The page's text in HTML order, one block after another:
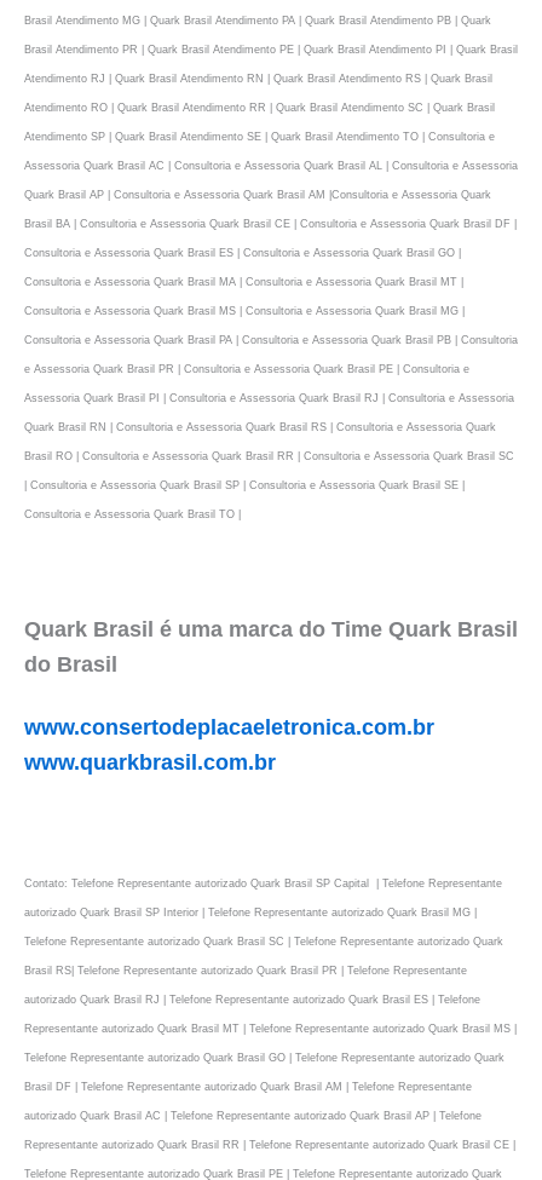
Brasil Atendimento MG | Quark Brasil Atendimento PA | Quark Brasil Atendimento PB | Quark
Brasil Atendimento PR | Quark Brasil Atendimento PE | Quark Brasil Atendimento PI | Quark Brasil
Atendimento RJ | Quark Brasil Atendimento RN | Quark Brasil Atendimento RS | Quark Brasil
Atendimento RO | Quark Brasil Atendimento RR | Quark Brasil Atendimento SC | Quark Brasil
Atendimento SP | Quark Brasil Atendimento SE | Quark Brasil Atendimento TO | Consultoria e
Assessoria Quark Brasil AC | Consultoria e Assessoria Quark Brasil AL | Consultoria e Assessoria
Quark Brasil AP | Consultoria e Assessoria Quark Brasil AM |Consultoria e Assessoria Quark
Brasil BA | Consultoria e Assessoria Quark Brasil CE | Consultoria e Assessoria Quark Brasil DF |
Consultoria e Assessoria Quark Brasil ES | Consultoria e Assessoria Quark Brasil GO |
Consultoria e Assessoria Quark Brasil MA | Consultoria e Assessoria Quark Brasil MT |
Consultoria e Assessoria Quark Brasil MS | Consultoria e Assessoria Quark Brasil MG |
Consultoria e Assessoria Quark Brasil PA | Consultoria e Assessoria Quark Brasil PB | Consultoria
e Assessoria Quark Brasil PR | Consultoria e Assessoria Quark Brasil PE | Consultoria e
Assessoria Quark Brasil PI | Consultoria e Assessoria Quark Brasil RJ | Consultoria e Assessoria
Quark Brasil RN | Consultoria e Assessoria Quark Brasil RS | Consultoria e Assessoria Quark
Brasil RO | Consultoria e Assessoria Quark Brasil RR | Consultoria e Assessoria Quark Brasil SC
| Consultoria e Assessoria Quark Brasil SP | Consultoria e Assessoria Quark Brasil SE |
Consultoria e Assessoria Quark Brasil TO |
Quark Brasil é uma marca do Time Quark Brasil
do Brasil
www.consertodeplacaeletronica.com.br
www.quarkbrasil.com.br
Contato: Telefone Representante autorizado Quark Brasil SP Capital | Telefone Representante
autorizado Quark Brasil SP Interior | Telefone Representante autorizado Quark Brasil MG |
Telefone Representante autorizado Quark Brasil SC | Telefone Representante autorizado Quark
Brasil RS| Telefone Representante autorizado Quark Brasil PR | Telefone Representante
autorizado Quark Brasil RJ | Telefone Representante autorizado Quark Brasil ES | Telefone
Representante autorizado Quark Brasil MT | Telefone Representante autorizado Quark Brasil MS |
Telefone Representante autorizado Quark Brasil GO | Telefone Representante autorizado Quark
Brasil DF | Telefone Representante autorizado Quark Brasil AM | Telefone Representante
autorizado Quark Brasil AC | Telefone Representante autorizado Quark Brasil AP | Telefone
Representante autorizado Quark Brasil RR | Telefone Representante autorizado Quark Brasil CE |
Telefone Representante autorizado Quark Brasil PE | Telefone Representante autorizado Quark